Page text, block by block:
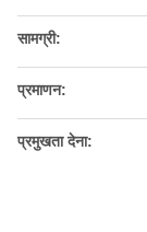
सामग्री:
प्रमाणन:
प्रमुखता देना: